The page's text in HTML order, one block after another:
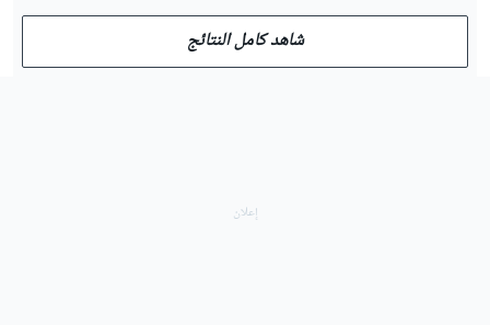
شاهد كامل النتائج